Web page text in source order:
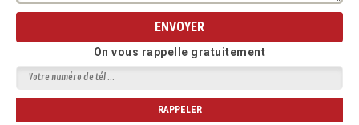
On vous rappelle gratuitement